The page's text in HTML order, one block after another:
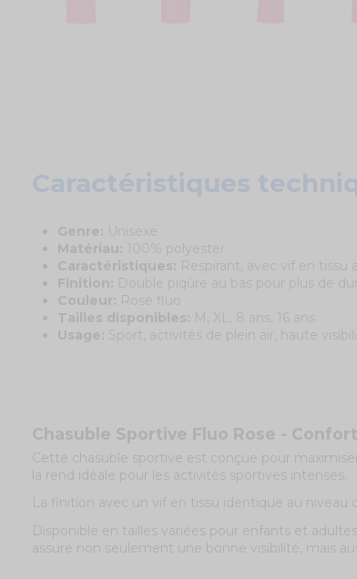
Chasuble Sportive Fluo Rose -
Cette chasuble sportive est conçue pour
la rend idéale pour les activités sportives intenses.
La finition avec un vif en tissu identique au
Disponible en tailles variées pour enfants et
assure non seulement une bonne visibilité, mais
Caractéristiques
Genre: Unisexe
Matériau: 100% polyester
Caractéristiques: Respirant, avec vif en tissu
Finition: Double piqûre au bas pour plus de
Couleur: Rose fluo
Tailles disponibles: M, XL, 8 ans, 16 ans
Usage: Sport, activités de plein air, haute